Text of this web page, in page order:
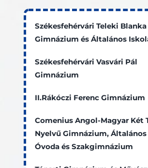
Székesfehérvári Teleki Blanka
Gimnázium és Általános
Székesfehérvári Vasvári Pál
Gimnázium
II.Rákóczi Ferenc Gimnázium
Comenius Angol-Magyar Két
Nyelvű Gimnázium,
Óvoda és Szakgimnázium